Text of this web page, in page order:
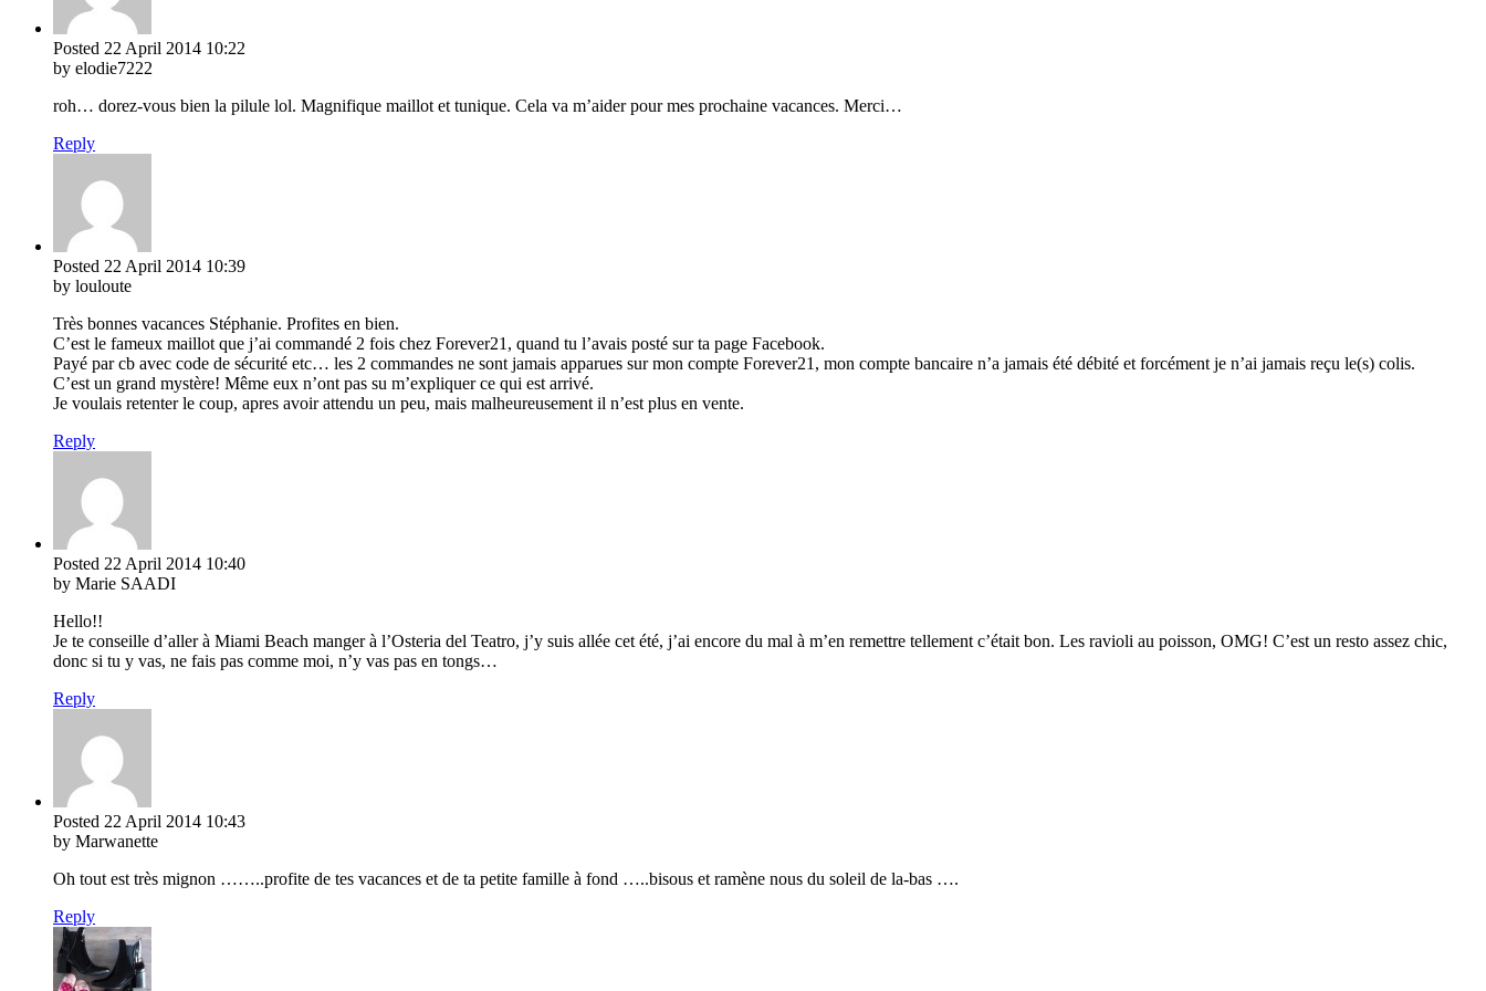
Posted 22 April 2014 10:22
by elodie7222
roh… dorez-vous bien la pilule lol. Magnifique maillot et tunique. Cela va m’aider pour mes prochaine vacances. Merci…
Reply
Posted 22 April 2014 10:39
by louloute
Très bonnes vacances Stéphanie. Profites en bien.
C’est le fameux maillot que j’ai commandé 2 fois chez Forever21, quand tu l’avais posté sur ta page Facebook.
Payé par cb avec code de sécurité etc… les 2 commandes ne sont jamais apparues sur mon compte Forever21, mon compte bancaire n’a jamais été débité et forcément je n’ai jamais reçu le(s) colis.
C’est un grand mystère! Même eux n’ont pas su m’expliquer ce qui est arrivé.
Je voulais retenter le coup, apres avoir attendu un peu, mais malheureusement il n’est plus en vente.
Reply
Posted 22 April 2014 10:40
by Marie SAADI
Hello!!
Je te conseille d’aller à Miami Beach manger à l’Osteria del Teatro, j’y suis allée cet été, j’ai encore du mal à m’en remettre tellement c’était bon. Les ravioli au poisson, OMG! C’est un resto assez chic,
donc si tu y vas, ne fais pas comme moi, n’y vas pas en tongs…
Reply
Posted 22 April 2014 10:43
by Marwanette
Oh tout est très mignon ……..profite de tes vacances et de ta petite famille à fond …..bisous et ramène nous du soleil de la-bas ….
Reply